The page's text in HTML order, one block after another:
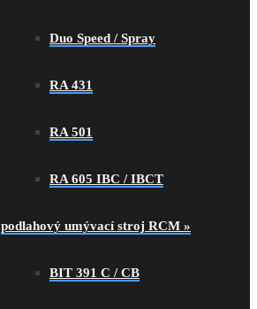
Duo Speed / Spray
RA 431
RA 501
RA 605 IBC / IBCT
podlahový umývací stroj RCM »
BIT 391 C / CB